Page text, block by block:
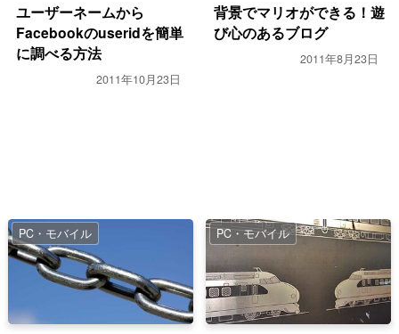
ユーザーネームから
Facebookのuseridを簡単
に調べる方法
2011年10月23日
背景でマリオができる！遊
び心のあるブログ
2011年8月23日
PC・モバイル PC・モバイル